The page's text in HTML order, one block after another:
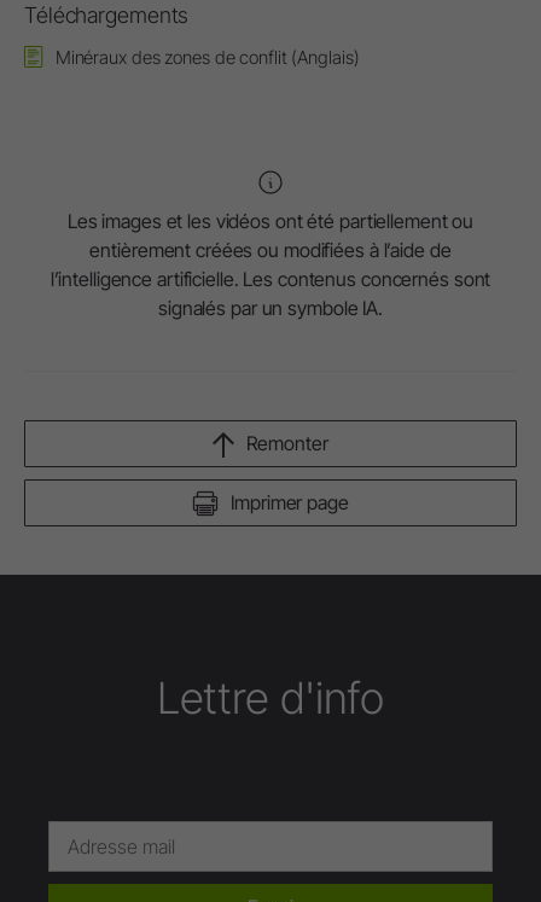
Téléchargements
Minéraux des zones de conflit (Anglais)
Les images et les vidéos ont été partiellement ou
entièrement créées ou modifiées à l’aide de
l’intelligence artificielle. Les contenus concernés sont
signalés par un symbole IA.
Imprimer page
Remonter
Lettre d'info